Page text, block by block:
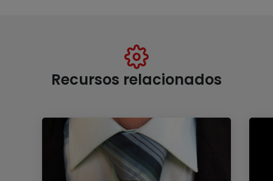
Recursos relacionados